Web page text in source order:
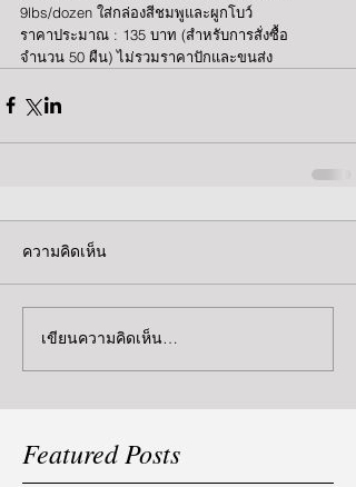
9lbs/dozen ใส่กล่องสีชมพูและผูกโบว์
ราคาประมาณ : 135 บาท (สำหรับการสั่งซื้อ
จำนวน 50 ผืน) ไม่รวมราคาปักและขนส่ง
ความคิดเห็น
เขียนความคิดเห็น…
Featured Posts